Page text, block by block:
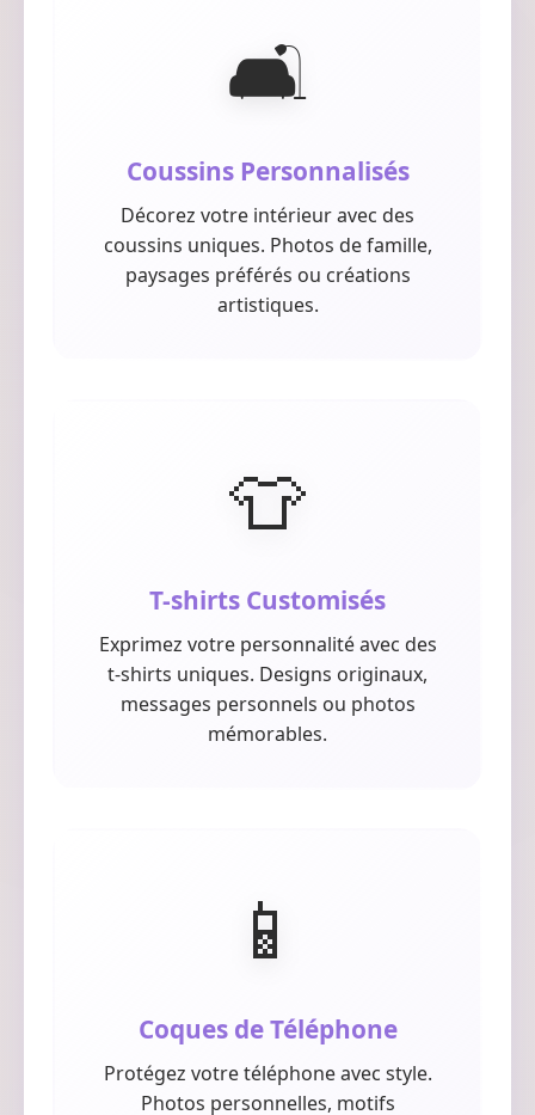
🛋️
Coussins Personnalisés
Décorez votre intérieur avec des
coussins uniques. Photos de famille,
paysages préférés ou créations
artistiques.
👕
T-shirts Customisés
Exprimez votre personnalité avec des
t-shirts uniques. Designs originaux,
messages personnels ou photos
mémorables.
📱
Coques de Téléphone
Protégez votre téléphone avec style.
Photos personnelles, motifs